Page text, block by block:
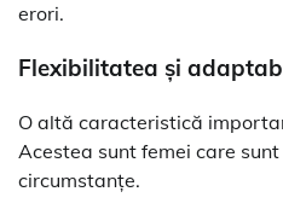
erori.
Flexibilitatea și
O altă caracteristică
Acestea sunt femei care
circumstanțe.